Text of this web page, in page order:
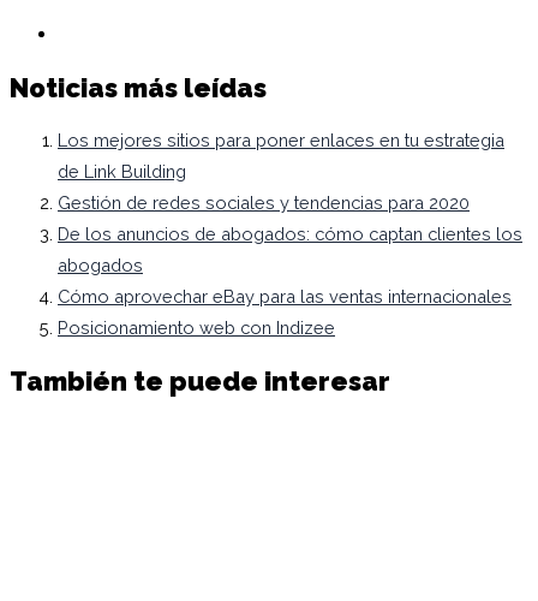
Noticias más leídas
Los mejores sitios para poner enlaces en tu estrategia
de Link Building
Gestión de redes sociales y tendencias para 2020
De los anuncios de abogados: cómo captan clientes los
abogados
Cómo aprovechar eBay para las ventas internacionales
Posicionamiento web con Indizee
También te puede interesar